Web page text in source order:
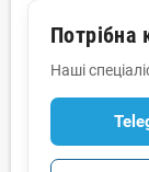
Потрібна
Наші